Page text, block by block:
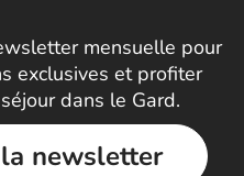
mensuelle pour
exclusives et profiter
dans le Gard.
newsletter